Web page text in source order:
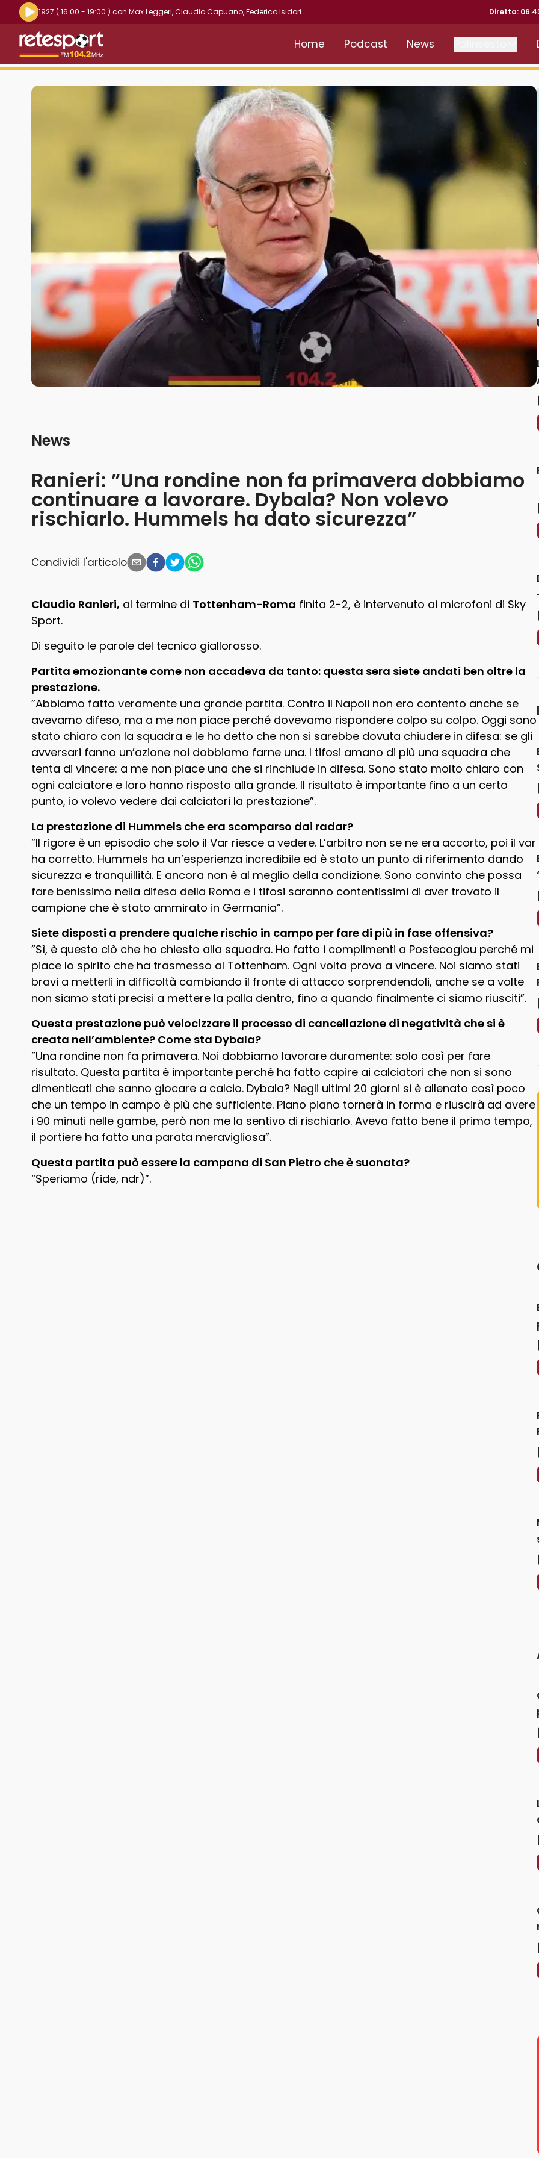
Riproduci la radio live
1927 ( 16:00 - 19:00 ) con Max Leggeri,Claudio Capuano,Federico Isidori Diretta:
Retesport 104.2 FM
Home Podcast News
Ranieri: ”Una rondine non fa primavera dobbiamo
continuare a lavorare. Dybala? Non volevo
rischiarlo. Hummels ha dato sicurezza”
News
Condividi l'articolo
Claudio Ranieri, al termine di Tottenham-Roma finita 2-2, è intervenuto ai microfoni di Sky
Sport.
Di seguito le parole del tecnico giallorosso.
Partita emozionante come non accadeva da tanto: questa sera siete andati ben oltre la
prestazione.
”Abbiamo fatto veramente una grande partita. Contro il Napoli non ero contento anche se
avevamo difeso, ma a me non piace perché dovevamo rispondere colpo su colpo. Oggi sono
stato chiaro con la squadra e le ho detto che non si sarebbe dovuta chiudere in difesa: se gli
avversari fanno un’azione noi dobbiamo farne una. I tifosi amano di più una squadra che
tenta di vincere: a me non piace una che si rinchiude in difesa. Sono stato molto chiaro con
ogni calciatore e loro hanno risposto alla grande. Il risultato è importante fino a un certo
punto, io volevo vedere dai calciatori la prestazione”.
La prestazione di Hummels che era scomparso dai radar?
”Il rigore è un episodio che solo il Var riesce a vedere. L’arbitro non se ne era accorto, poi il var
ha corretto. Hummels ha un’esperienza incredibile ed è stato un punto di riferimento dando
sicurezza e tranquillità. E ancora non è al meglio della condizione. Sono convinto che possa
fare benissimo nella difesa della Roma e i tifosi saranno contentissimi di aver trovato il
campione che è stato ammirato in Germania”.
Siete disposti a prendere qualche rischio in campo per fare di più in fase offensiva?
”Sì, è questo ciò che ho chiesto alla squadra. Ho fatto i complimenti a Postecoglou perché mi
piace lo spirito che ha trasmesso al Tottenham. Ogni volta prova a vincere. Noi siamo stati
bravi a metterli in difficoltà cambiando il fronte di attacco sorprendendoli, anche se a volte
non siamo stati precisi a mettere la palla dentro, fino a quando finalmente ci siamo riusciti”.
Questa prestazione può velocizzare il processo di cancellazione di negatività che si è
creata nell’ambiente? Come sta Dybala?
”Una rondine non fa primavera. Noi dobbiamo lavorare duramente: solo così per fare
risultato. Questa partita è importante perché ha fatto capire ai calciatori che non si sono
dimenticati che sanno giocare a calcio. Dybala? Negli ultimi 20 giorni si è allenato così poco
che un tempo in campo è più che sufficiente. Piano piano tornerà in forma e riuscirà ad avere
i 90 minuti nelle gambe, però non me la sentivo di rischiarlo. Aveva fatto bene il primo tempo,
il portiere ha fatto una parata meravigliosa”.
Questa partita può essere la campana di San Pietro che è suonata?
“Speriamo (ride, ndr)”.